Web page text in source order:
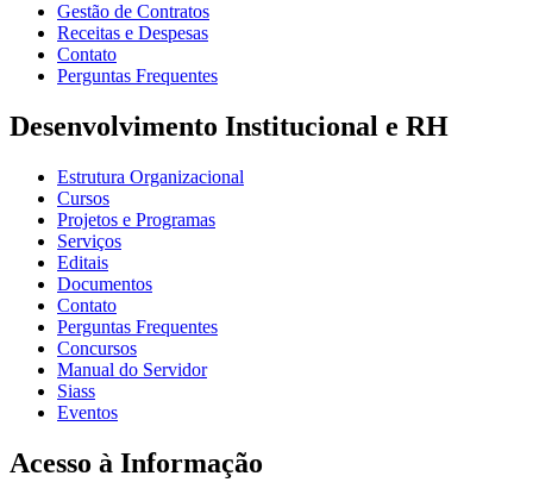
Gestão de Contratos
Receitas e Despesas
Contato
Perguntas Frequentes
Desenvolvimento Institucional e RH
Estrutura Organizacional
Cursos
Projetos e Programas
Serviços
Editais
Documentos
Contato
Perguntas Frequentes
Concursos
Manual do Servidor
Siass
Eventos
Acesso à Informação